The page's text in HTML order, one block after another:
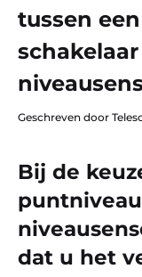
tussen
Geschreven door
Bij de
dat u het